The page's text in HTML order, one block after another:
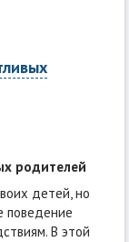
родителей
детей, но
поведение
В этой